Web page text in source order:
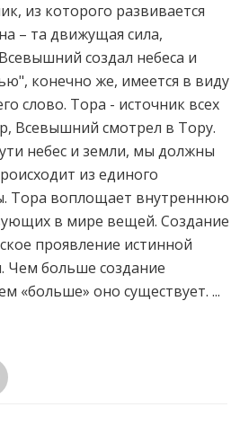
из которого развивается
– та движущая сила,
создал небеса и
конечно же, имеется в виду
слово. Тора - источник всех
Всевышний смотрел в Тору.
небес и земли, мы должны
из единого
Тора воплощает внутреннюю
в мире вещей. Создание
проявление истинной
Чем больше создание
«больше» оно существует. ...